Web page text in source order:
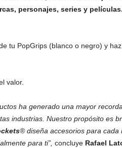
personajes, series y
tu PopGrips (blanco o negro) y
valor.
ha generado una mayor
industrias. Nuestro propósito es
® diseña accesorios para cada
para ti”, concluye Rafael